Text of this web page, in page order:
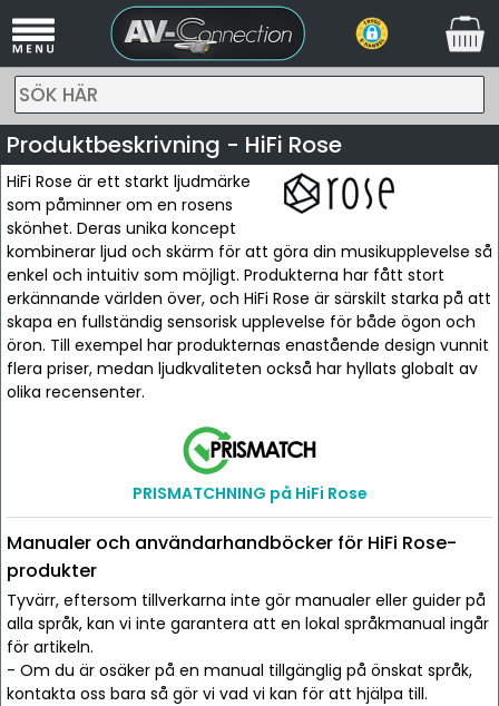
SÖK HÄR
Produktbeskrivning - HiFi Rose
HiFi Rose är ett starkt ljudmärke
som påminner om en rosens
skönhet. Deras unika koncept
kombinerar ljud och skärm för att göra din musikupplevelse så
enkel och intuitiv som möjligt. Produkterna har fått stort
erkännande världen över, och HiFi Rose är särskilt starka på att
skapa en fullständig sensorisk upplevelse för både ögon och
öron. Till exempel har produkternas enastående design vunnit
flera priser, medan ljudkvaliteten också har hyllats globalt av
olika recensenter.
PRISMATCHNING på HiFi Rose
Manualer och användarhandböcker för HiFi Rose-
produkter
Tyvärr, eftersom tillverkarna inte gör manualer eller guider på
alla språk, kan vi inte garantera att en lokal språkmanual ingår
för artikeln.
- Om du är osäker på en manual tillgänglig på önskat språk,
kontakta oss bara så gör vi vad vi kan för att hjälpa till.